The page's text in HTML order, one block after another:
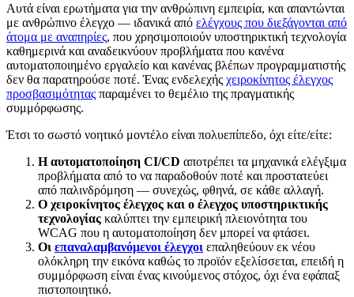
Αυτά είναι ερωτήματα για την ανθρώπινη εμπειρία, και απαντώνται
με ανθρώπινο έλεγχο — ιδανικά από ελέγχους που διεξάγονται από
άτομα με αναπηρίες, που χρησιμοποιούν υποστηρικτική τεχνολογία
καθημερινά και αναδεικνύουν προβλήματα που κανένα
αυτοματοποιημένο εργαλείο και κανένας βλέπων προγραμματιστής
δεν θα παρατηρούσε ποτέ. Ένας ενδελεχής χειροκίνητος έλεγχος
προσβασιμότητας παραμένει το θεμέλιο της πραγματικής
συμμόρφωσης.
Έτσι το σωστό νοητικό μοντέλο είναι πολυεπίπεδο, όχι είτε/είτε:
Η αυτοματοποίηση CI/CD αποτρέπει τα μηχανικά ελέγξιμα
προβλήματα από το να παραδοθούν ποτέ και προστατεύει
από παλινδρόμηση — συνεχώς, φθηνά, σε κάθε αλλαγή.
Ο χειροκίνητος έλεγχος και ο έλεγχος υποστηρικτικής
τεχνολογίας καλύπτει την εμπειρική πλειονότητα του
WCAG που η αυτοματοποίηση δεν μπορεί να φτάσει.
Οι επαναλαμβανόμενοι έλεγχοι επαληθεύουν εκ νέου
ολόκληρη την εικόνα καθώς το προϊόν εξελίσσεται, επειδή η
συμμόρφωση είναι ένας κινούμενος στόχος, όχι ένα εφάπαξ
πιστοποιητικό.